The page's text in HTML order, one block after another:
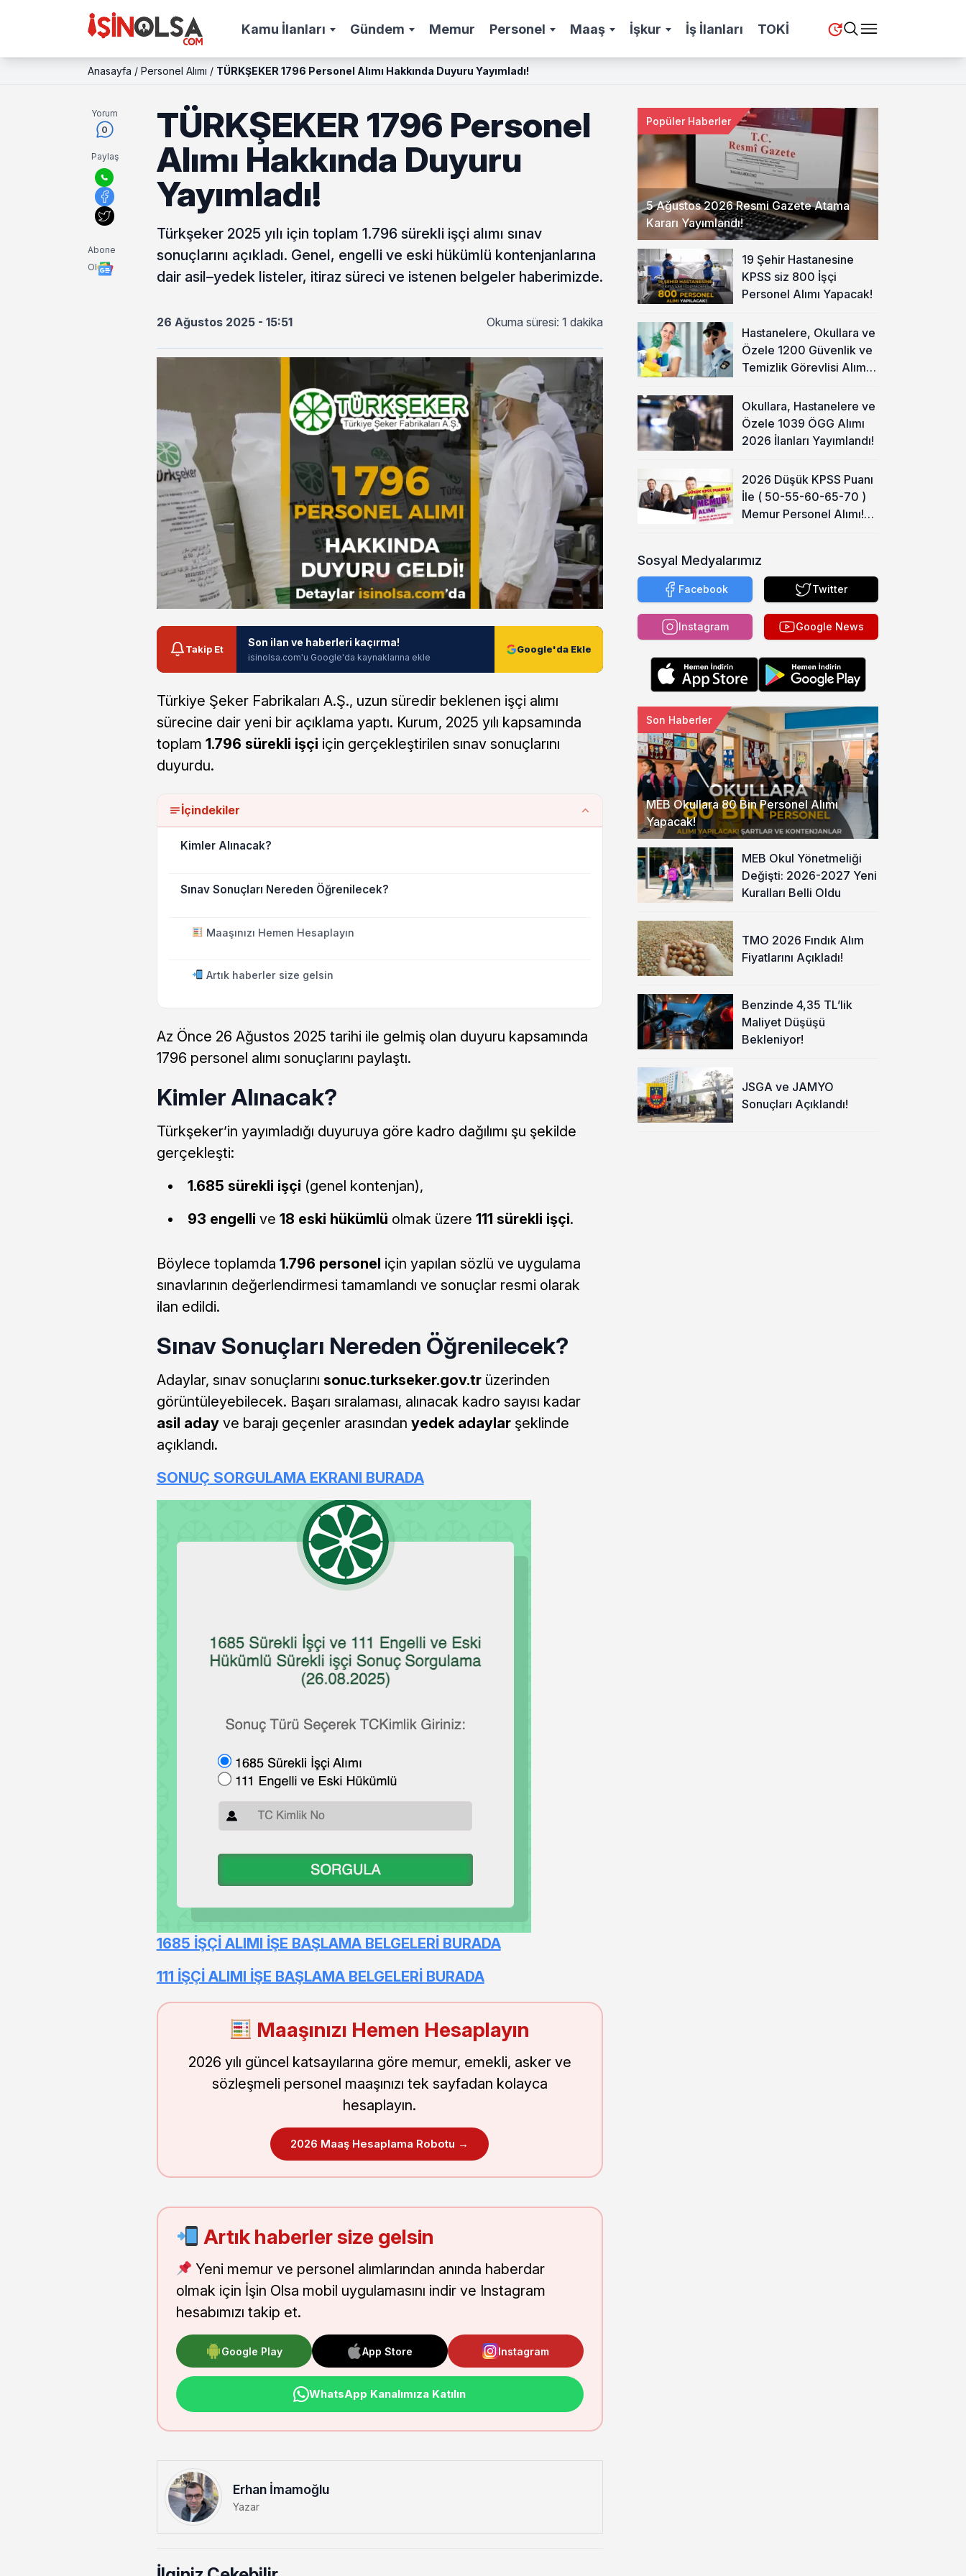
Kamu İlanları Gündem Memur Personel Maaş İşkur İş İlanları TOKİ
Anasayfa / Personel Alımı / TÜRKŞEKER 1796 Personel Alımı Hakkında Duyuru Yayımladı!
Yorum
0
Paylaş
Abone
Ol
TÜRKŞEKER 1796 Personel
Alımı Hakkında Duyuru
Yayımladı!
Türkşeker 2025 yılı için toplam 1.796 sürekli işçi alımı sınav
sonuçlarını açıkladı. Genel, engelli ve eski hükümlü kontenjanlarına
dair asil–yedek listeler, itiraz süreci ve istenen belgeler haberimizde.
26 Ağustos 2025 - 15:51 Okuma süresi: 1 dakika
Takip Et
Son ilan ve haberleri kaçırma!
isinolsa.com'u Google'da kaynaklarına ekle
Google'da Ekle
Türkiye Şeker Fabrikaları A.Ş., uzun süredir beklenen işçi alımı
sürecine dair yeni bir açıklama yaptı. Kurum, 2025 yılı kapsamında
toplam 1.796 sürekli işçi için gerçekleştirilen sınav sonuçlarını
duyurdu.
İçindekiler
Kimler Alınacak?
Sınav Sonuçları Nereden Öğrenilecek?
Maaşınızı Hemen Hesaplayın
Artık haberler size gelsin
Az Önce 26 Ağustos 2025 tarihi ile gelmiş olan duyuru kapsamında
1796 personel alımı sonuçlarını paylaştı.
Kimler Alınacak?
Türkşeker’in yayımladığı duyuruya göre kadro dağılımı şu şekilde
gerçekleşti:
1.685 sürekli işçi (genel kontenjan),
93 engelli ve 18 eski hükümlü olmak üzere 111 sürekli işçi.
Böylece toplamda 1.796 personel için yapılan sözlü ve uygulama
sınavlarının değerlendirmesi tamamlandı ve sonuçlar resmi olarak
ilan edildi.
Sınav Sonuçları Nereden Öğrenilecek?
Adaylar, sınav sonuçlarını sonuc.turkseker.gov.trüzerinden
görüntüleyebilecek. Başarı sıralaması, alınacak kadro sayısı kadar
asil adayve barajı geçenler arasından yedek adaylarşeklinde
açıklandı.
SONUÇ SORGULAMA EKRANI BURADA
1685 İŞÇİ ALIMI İŞE BAŞLAMA BELGELERİ BURADA
111 İŞÇİ ALIMI İŞE BAŞLAMA BELGELERİ BURADA
Maaşınızı Hemen Hesaplayın
2026 yılı güncel katsayılarına göre memur, emekli, asker ve
sözleşmeli personel maaşınızı tek sayfadan kolayca
hesaplayın.
2026 Maaş Hesaplama Robotu →
Artık haberler size gelsin
Yeni memur ve personel alımlarından anında haberdar
olmak için İşin Olsa mobil uygulamasını indir ve Instagram
hesabımızı takip et.
Google Play App Store Instagram
WhatsApp Kanalımıza Katılın
Erhan İmamoğlu
Yazar
5 Ağustos 2026 Resmi Gazete Atama
Kararı Yayımlandı!
Popüler Haberler
19 Şehir Hastanesine
KPSS siz 800 İşçi
Personel Alımı Yapacak!
Hastanelere, Okullara ve
Özele 1200 Güvenlik ve
Temizlik Görevlisi Alımı
Okullara, Hastanelere ve
Özele 1039 ÖGG Alımı
2026 İlanları Yayımlandı!
2026 Düşük KPSS Puanı
İle ( 50-55-60-65-70 )
Memur Personel Alımı!
Sosyal Medyalarımız
Facebook Twitter
Instagram Google News
MEB Okullara 80 Bin Personel Alımı
Yapacak!
Son Haberler
MEB Okul Yönetmeliği
Değişti: 2026-2027 Yeni
Kuralları Belli Oldu
TMO 2026 Fındık Alım
Fiyatlarını Açıkladı!
Benzinde 4,35 TL’lik
Maliyet Düşüşü
Bekleniyor!
JSGA ve JAMYO
Sonuçları Açıklandı!